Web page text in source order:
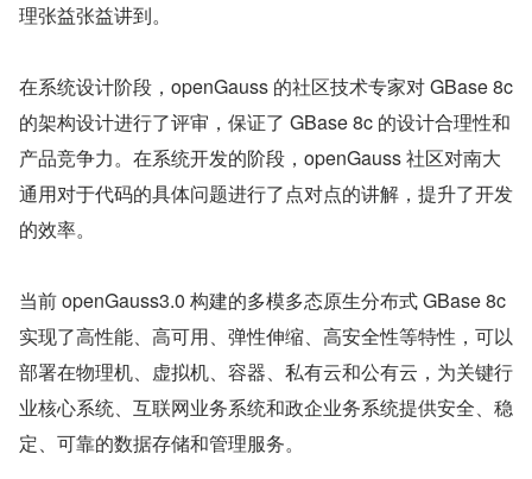
理张益张益讲到。
在系统设计阶段，openGauss 的社区技术专家对 GBase 8c
的架构设计进行了评审，保证了 GBase 8c 的设计合理性和
产品竞争力。在系统开发的阶段，openGauss 社区对南大
通用对于代码的具体问题进行了点对点的讲解，提升了开发
的效率。
当前 openGauss3.0 构建的多模多态原生分布式 GBase 8c
实现了高性能、高可用、弹性伸缩、高安全性等特性，可以
部署在物理机、虚拟机、容器、私有云和公有云，为关键行
业核心系统、互联网业务系统和政企业务系统提供安全、稳
定、可靠的数据存储和管理服务。